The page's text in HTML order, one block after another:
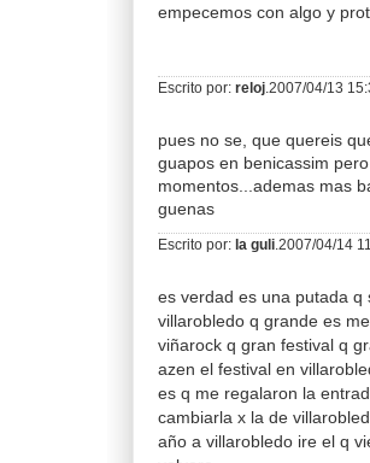
empecemos con algo y
Escrito por: reloj .2007/04/13
pues no se, que quereis
guapos en benicassim
momentos...ademas mas
guenas
Escrito por: la guli .2007/04/14
es verdad es una putada q
villarobledo q grande es
viñarock q gran festival q
azen el festival en
es q me regalaron la
cambiarla x la de
año a villarobledo ire el q